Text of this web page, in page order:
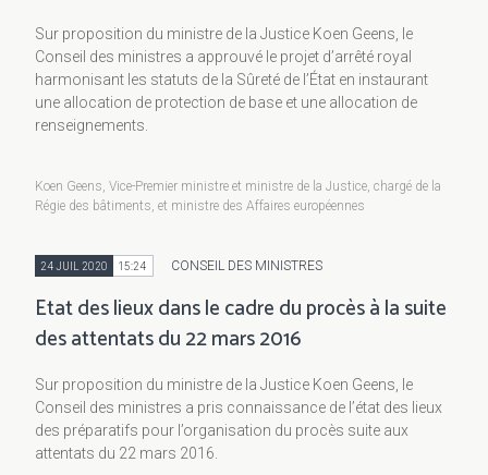
Sur proposition du ministre de la Justice Koen Geens, le
Conseil des ministres a approuvé le projet d’arrêté royal
harmonisant les statuts de la Sûreté de l’État en instaurant
une allocation de protection de base et une allocation de
renseignements.
Koen Geens, Vice-Premier ministre et ministre de la Justice, chargé de la
Régie des bâtiments, et ministre des Affaires européennes
24 JUIL 2020 15:24 CONSEIL DES MINISTRES
Etat des lieux dans le cadre du procès à la suite
des attentats du 22 mars 2016
Sur proposition du ministre de la Justice Koen Geens, le
Conseil des ministres a pris connaissance de l’état des lieux
des préparatifs pour l’organisation du procès suite aux
attentats du 22 mars 2016.